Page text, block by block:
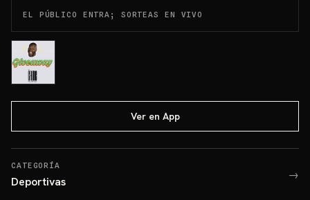
EL PÚBLICO ENTRA; SORTEAS EN VIVO
Ver en App
CATEGORÍA
Deportivas →